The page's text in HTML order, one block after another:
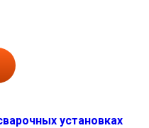
установках